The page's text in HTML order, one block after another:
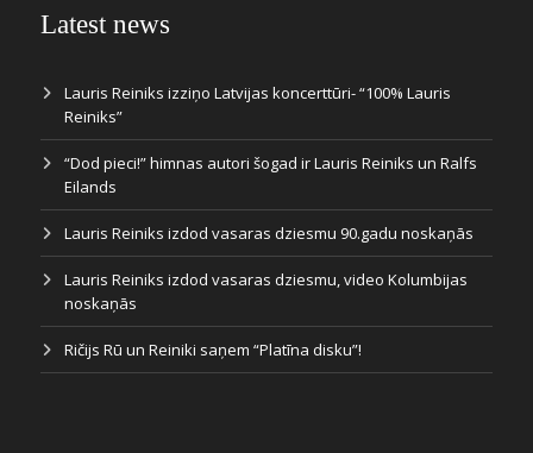
Latest news
Lauris Reiniks izziņo Latvijas koncerttūri- “100% Lauris
Reiniks”
“Dod pieci!” himnas autori šogad ir Lauris Reiniks un Ralfs
Eilands
Lauris Reiniks izdod vasaras dziesmu 90.gadu noskaņās
Lauris Reiniks izdod vasaras dziesmu, video Kolumbijas
noskaņās
Ričijs Rū un Reiniki saņem “Platīna disku”!